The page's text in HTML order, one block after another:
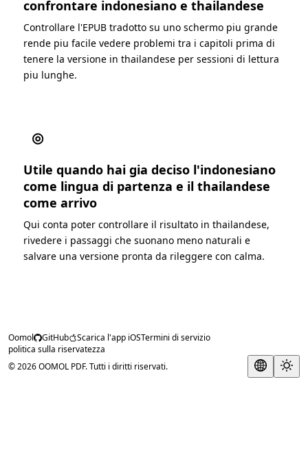
confrontare indonesiano e thailandese
Controllare l'EPUB tradotto su uno schermo piu grande
rende piu facile vedere problemi tra i capitoli prima di
tenere la versione in thailandese per sessioni di lettura
piu lunghe.
◎
Utile quando hai gia deciso l'indonesiano
come lingua di partenza e il thailandese
come arrivo
Qui conta poter controllare il risultato in thailandese,
rivedere i passaggi che suonano meno naturali e
salvare una versione pronta da rileggere con calma.
Oomol GitHub Scarica l'app iOSTermini di servizio
politica sulla riservatezza
© 2026 OOMOL PDF. Tutti i diritti riservati.